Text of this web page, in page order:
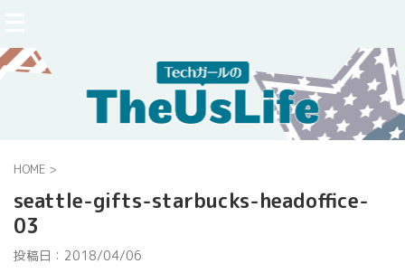
HOME >
seattle-gifts-starbucks-headoffice-
03
投稿日： 2018/04/06